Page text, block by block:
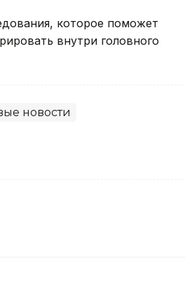
которое поможет
внутри головного
новости